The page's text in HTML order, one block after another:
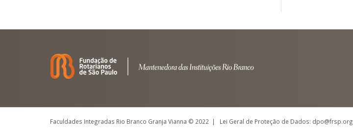
Faculdades Integradas Rio Branco Granja Vianna © 2022 | Lei Geral de Proteção de Dados: dpo@frsp.org